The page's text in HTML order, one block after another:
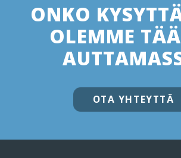
ONKO
OLEMME
OTA YHTEYTTÄ